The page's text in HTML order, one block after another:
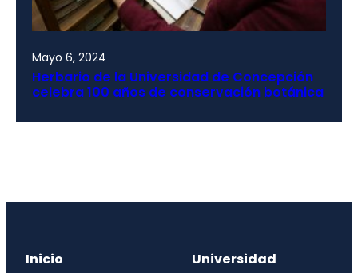
Mayo 6, 2024
Herbario de la Universidad de Concepción
celebra 100 años de conservación botánica
Inicio Universidad